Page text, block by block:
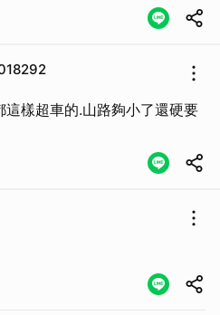
樣超車的.山路夠小了還硬要